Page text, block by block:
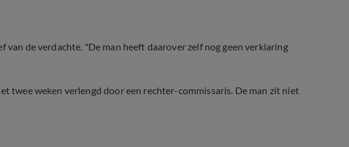
van de verdachte. "De man heeft daarover zelf nog geen verklaring
twee weken verlengd door een rechter-commissaris. De man zit niet